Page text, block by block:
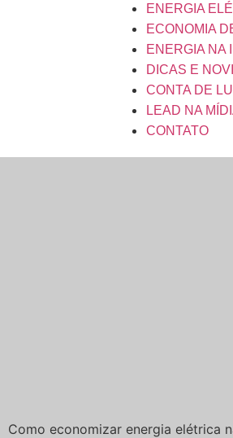
ENERGIA
ECONOMIA
ENERGIA NA
DICAS E
CONTA DE
LEAD NA
CONTATO
Como economizar energia elétrica